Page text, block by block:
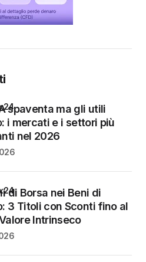
spaventa ma gli utili
i mercati e i settori più
nel 2026
di Borsa nei Beni di
3 Titoli con Sconti fino al
Intrinseco